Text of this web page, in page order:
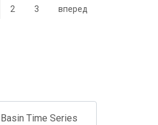
2 3 вперед
Time Series